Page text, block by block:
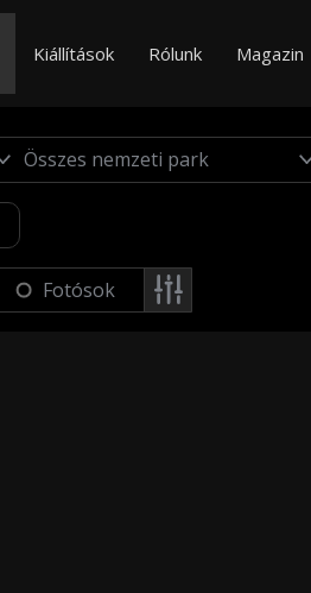
Kiállítások Rólunk Magazin
Fotósok